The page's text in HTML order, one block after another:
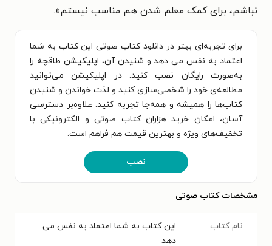
نباشم، برای کمک معلم شدن هم مناسب نیستم».
برای تجربه‌ای بهتر در دانلود کتاب صوتی این کتاب به شما
اعتماد به نفس می دهد و شنیدن آن، اپلیکیشن طاقچه را
به‌صورت رایگان نصب کنید. در اپلیکیشن می‌توانید
مطالعه‌ی خود را شخصی‌سازی کنید و لذت خواندن و شنیدن
کتاب‌ها را همیشه و همه‌جا تجربه کنید. علاوه‌بر دسترسی
آسان، امکان خرید هزاران کتاب صوتی و الکترونیکی با
تخفیف‌های ویژه و بهترین قیمت هم فراهم است.
نصب
مشخصات کتاب صوتی
نام کتاب
این کتاب به شما اعتماد به نفس می
دهد